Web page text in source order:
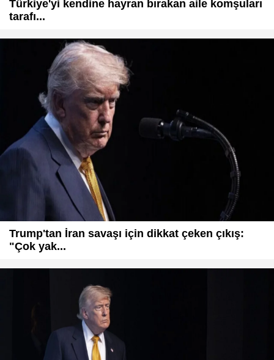
Türkiye'yi kendine hayran bırakan aile komşuları
tarafı...
Trump'tan İran savaşı için dikkat çeken çıkış:
"Çok yak...